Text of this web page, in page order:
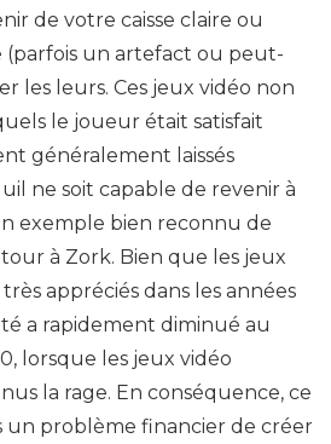
de votre caisse claire ou
un artefact ou peut-
les leurs. Ces jeux vidéo non
le joueur était satisfait
généralement laissés
ne soit capable de revenir à
exemple bien reconnu de
à Zork. Bien que les jeux
appréciés dans les années
a rapidement diminué au
lorsque les jeux vidéo
la rage. En conséquence, ce
un problème financier de créer